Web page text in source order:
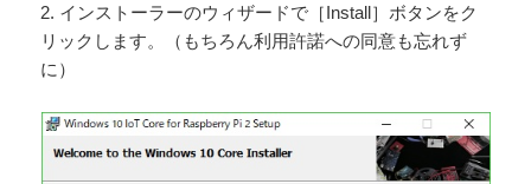
2. インストーラーのウィザードで［Install］ボタンをク
リックします。（もちろん利用許諾への同意も忘れず
に）